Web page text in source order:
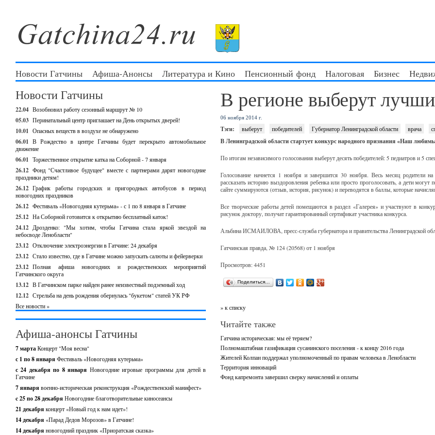
Новости Гатчины Афиша-Анонсы Литература и Кино Пенсионный фонд Налоговая Бизнес
Новости Гатчины
22.04 Возобновил работу сезонный маршрут № 10
05.03 Перинатальный центр приглашает на День открытых дверей!
10.01 Опасных веществ в воздухе не обнаружено
06.01 В Рождество в центре Гатчины будет перекрыто автомобильное
движение
06.01 Торжественное открытие катка на Соборной - 7 января
26.12 Фонд "Счастливое будущее" вместе с партнерами дарят новогодние
праздники детям!
26.12 График работы городских и пригородных автобусов в период
новогодних праздников
26.12 Фестиваль «Новогодняя кутерьма» - с 1 по 8 января в Гатчине
25.12 На Соборной готовится к открытию бесплатный каток!
24.12 Дрозденко: "Мы хотим, чтобы Гатчина стала яркой звездой на
небосводе Ленобласти"
23.12 Отключение электроэнергии в Гатчине: 24 декабря
23.12 Стало известно, где в Гатчине можно запускать салюты и фейерверки
23.12 Полная афиша новогодних и рождественских мероприятий
Гатчинского округа
13.12 В Гатчинском парке найден ранее неизвестный подземный ход
12.12 Стрельба на день рождения обернулась "букетом" статей УК РФ
Все новости »
Афиша-анонсы Гатчины
7 мартаКонцерт "Моя весна"
с 1 по 8 января Фестиваль «Новогодняя кутерьма»
с 24 декабря по 8 января Новогодние игровые программы для детей в
Гатчине
7 января военно-историческая реконструкция «Рождественский манифест»
c 25 по 28 декабря Новогодние благотворительные киносеансы
21 декабря концерт «Новый год к нам идет»!
14 декабря «Парад Дедов Морозов» в Гатчине!
14 декабря новогодний праздник «Приоратская сказка»
В регионе выберут
06 ноября 2014 г.
Тэги: выберут победителей Губернатор Ленинградской области врача
В Ленинградской области стартует конкурс народного признания «Наш
По итогам независимого голосования выберут десять победителей: 5 педиатров и 5
Голосование начнется 1 ноября и завершится 30 ноября. Весь месяц родители
рассказать историю выздоровления ребенка или просто проголосовать, а дети
сайте суммируются (отзыв, история, рисунок) и переводятся в баллы, которые
Все творческие работы детей помещаются в раздел «Галерея» и участвуют в
рисунок доктору, получат гарантированный сертификат участника конкурса.
Альбина ИСМАИЛОВА, пресс-служба губернатора и правительства Ленинградской
Гатчинская правда, № 124 (20568) от 1 ноября
Просмотров: 4451
Поделиться…
» к списку
Читайте также
Гатчина историческая: мы её теряем?
Полномаштабная газификация сусанинского поселения - к концу 2016 года
Жителей Колпан поддержал уполномоченный по правам человека в Ленобласти
Территория инноваций
Фонд капремонта завершил сверку начислений и оплаты